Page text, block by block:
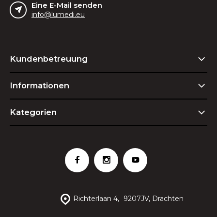
Eine E-Mail senden
info@lumedi.eu
Kundenbetreuung
Informationen
Kategorien
Richterlaan 4, 9207JV, Drachten